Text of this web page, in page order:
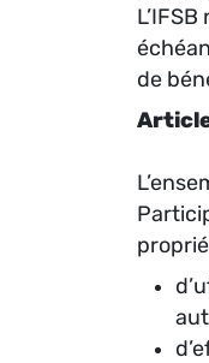
de
Article